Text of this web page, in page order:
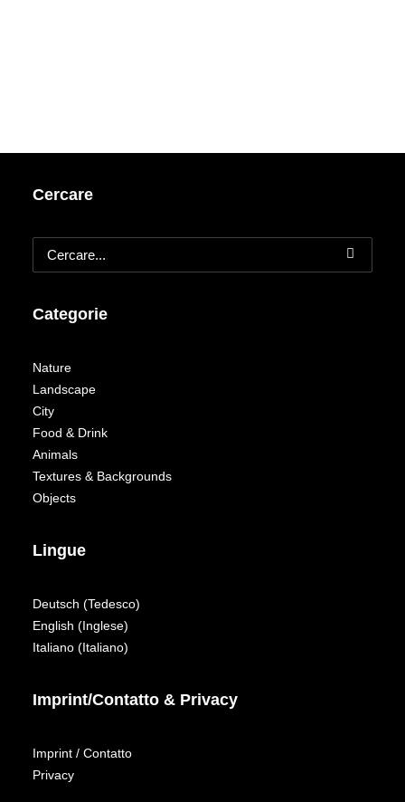
Cercare
Categorie
Nature
Landscape
City
Food & Drink
Animals
Textures & Backgrounds
Objects
Lingue
Deutsch (Tedesco)
English (Inglese)
Italiano (Italiano)
Imprint/Contatto & Privacy
Imprint / Contatto
Privacy